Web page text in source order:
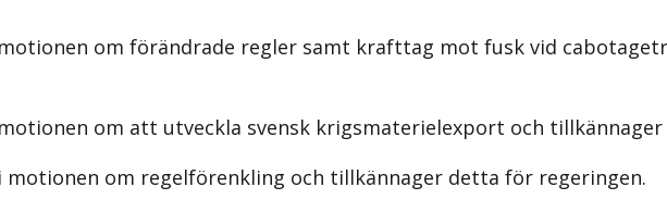
om förändrade regler samt krafttag mot fusk vid
om att utveckla svensk krigsmaterielexport och
motionen om regelförenkling och tillkännager detta för regeringen.